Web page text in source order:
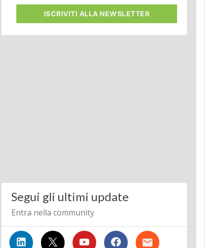
ISCRIVITI ALLA NEWSLETTER
Segui gli ultimi update
Entra nella community